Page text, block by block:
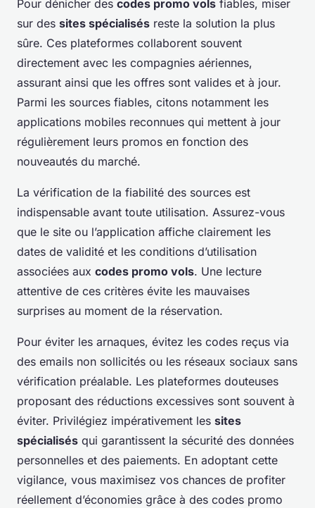
Pour dénicher des codes promo vols fiables, miser
sur des sites spécialisés reste la solution la plus
sûre. Ces plateformes collaborent souvent
directement avec les compagnies aériennes,
assurant ainsi que les offres sont valides et à jour.
Parmi les sources fiables, citons notamment les
applications mobiles reconnues qui mettent à jour
régulièrement leurs promos en fonction des
nouveautés du marché.
La vérification de la fiabilité des sources est
indispensable avant toute utilisation. Assurez-vous
que le site ou l’application affiche clairement les
dates de validité et les conditions d’utilisation
associées aux codes promo vols. Une lecture
attentive de ces critères évite les mauvaises
surprises au moment de la réservation.
Pour éviter les arnaques, évitez les codes reçus via
des emails non sollicités ou les réseaux sociaux sans
vérification préalable. Les plateformes douteuses
proposant des réductions excessives sont souvent à
éviter. Privilégiez impérativement les sites
spécialisés qui garantissent la sécurité des données
personnelles et des paiements. En adoptant cette
vigilance, vous maximisez vos chances de profiter
réellement d’économies grâce à des codes promo